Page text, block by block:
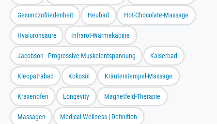
Gesundzufriedenheit Heubad Hot-Chocolate-Massage
Hyaluronsäure Infrarot-Wärmekabine
Jacobson - Progressive Muskelentspannung Kaiserbad
Kleopatrabad Kokosöl Kräuterstempel-Massage
Kraxenofen Longevity Magnetfeld-Therapie
Massagen Medical Wellness | Definition